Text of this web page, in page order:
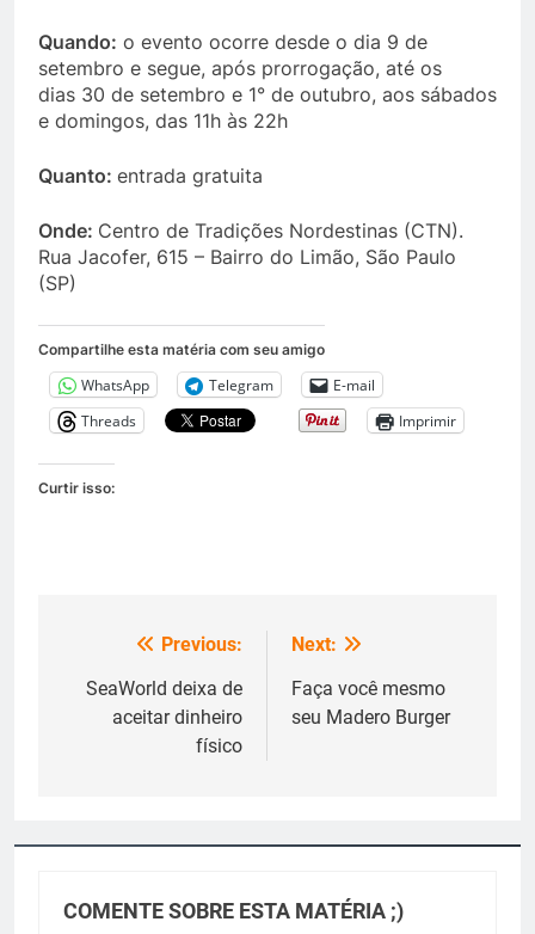
Quando: o evento ocorre desde o dia 9 de
setembro e segue, após prorrogação, até os
dias 30 de setembro e 1° de outubro, aos sábados
e domingos, das 11h às 22h
Quanto: entrada gratuita
Onde: Centro de Tradições Nordestinas (CTN).
Rua Jacofer, 615 – Bairro do Limão, São Paulo
(SP)
Compartilhe esta matéria com seu amigo
WhatsApp Telegram
E-mail
Threads
Imprimir
Curtir isso:
Navegação
de
Previous:
SeaWorld deixa de
aceitar dinheiro
físico
Next:
Faça você mesmo
seu Madero Burger
COMENTE SOBRE ESTA MATÉRIA ;)